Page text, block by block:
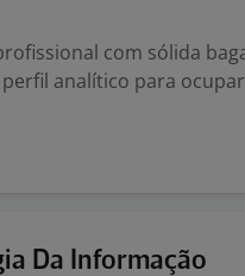
com sólida
analítico para
Da Informação